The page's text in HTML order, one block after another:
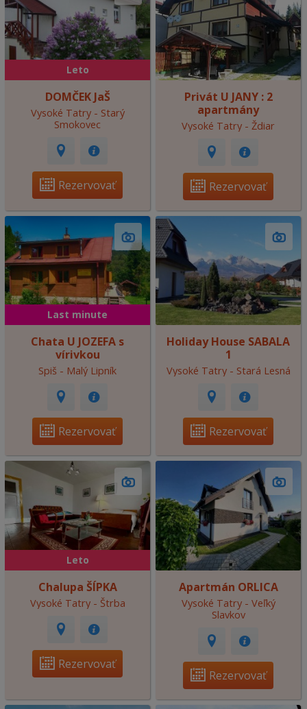
Leto
DOMČEK JaŠ
Vysoké Tatry - Starý
Smokovec
Rezervovať
Privát U JANY : 2
apartmány
Vysoké Tatry - Ždiar
Rezervovať
Last minute
Chata U JOZEFA s
vírivkou
Spiš - Malý Lipník
Rezervovať
Holiday House SABALA
1
Vysoké Tatry - Stará Lesná
Rezervovať
Leto
Chalupa ŠÍPKA
Vysoké Tatry - Štrba
Rezervovať
Apartmán ORLICA
Vysoké Tatry - Veľký
Slavkov
Rezervovať